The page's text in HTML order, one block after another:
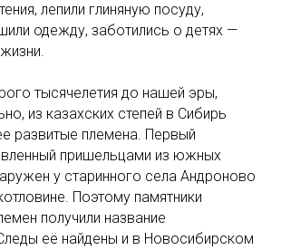
лепили глиняную посуду,
одежду, заботились о детях —
тысячелетия до нашей эры,
из казахских степей в Сибирь
развитые племена. Первый
пришельцами из южных
у старинного села Андроново
Поэтому памятники
получили название
её найдены и в Новосибирском